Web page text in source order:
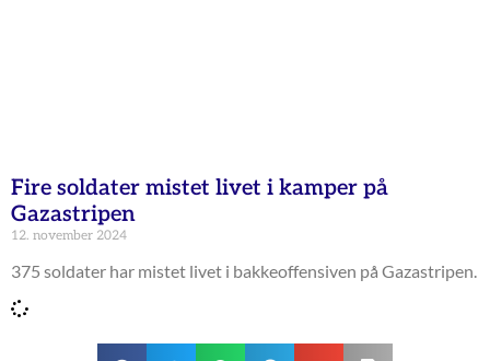
Fire soldater mistet livet i kamper på
Gazastripen
12. november 2024
375 soldater har mistet livet i bakkeoffensiven på Gazastripen.